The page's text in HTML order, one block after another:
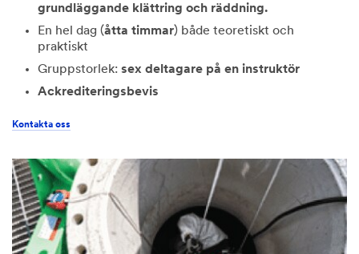
grundläggande klättring och räddning.
En hel dag (åtta timmar) både teoretiskt och
praktiskt
Gruppstorlek: sex deltagare på en instruktör
Ackrediteringsbevis
Kontakta oss